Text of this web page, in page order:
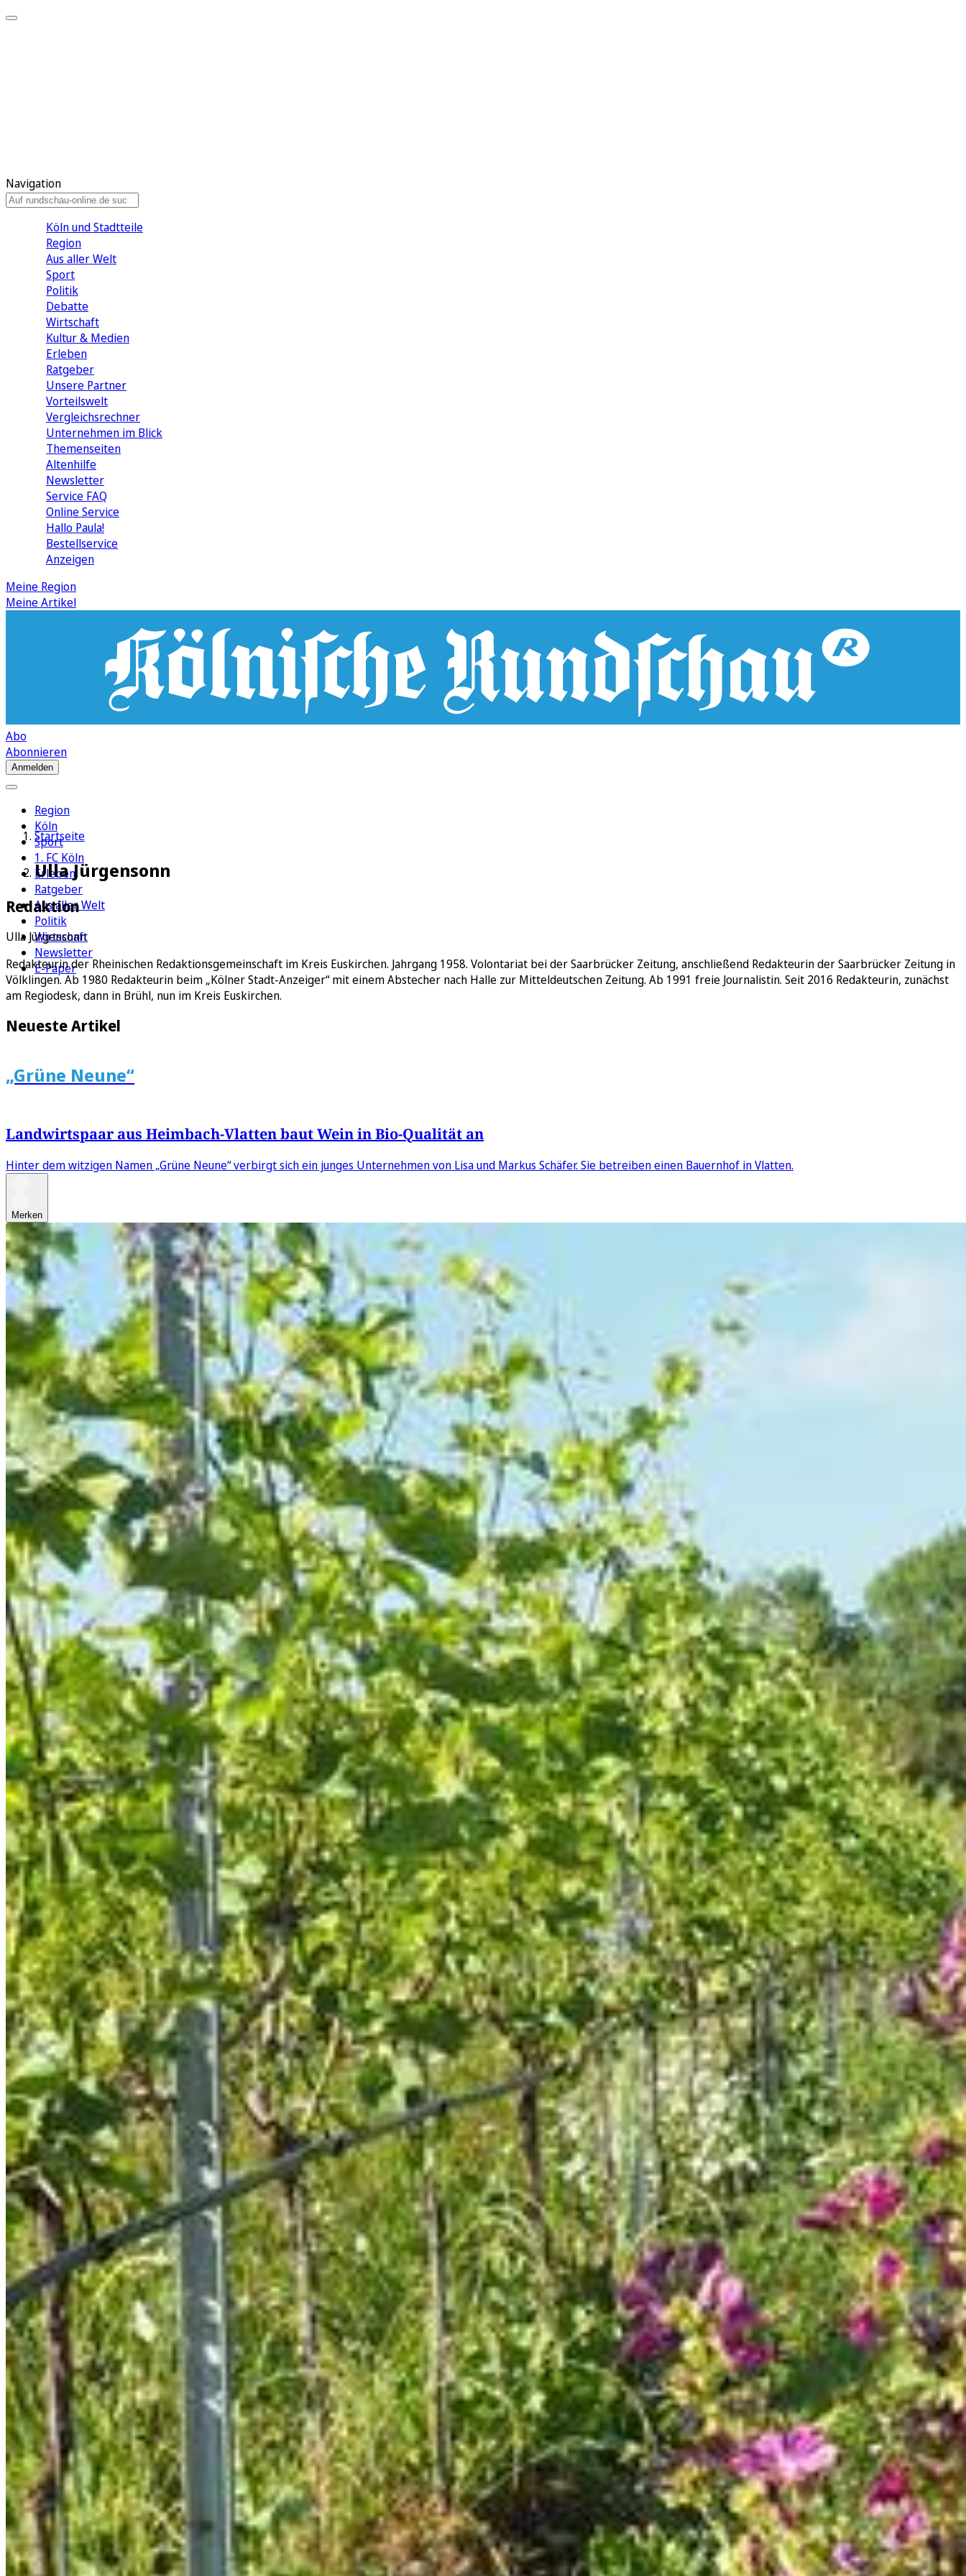
Navigation
Köln und Stadtteile
Region
Aus aller Welt
Sport
Politik
Debatte
Wirtschaft
Kultur & Medien
Erleben
Ratgeber
Unsere Partner
Vorteilswelt
Vergleichsrechner
Unternehmen im Blick
Themenseiten
Altenhilfe
Newsletter
Service FAQ
Online Service
Hallo Paula!
Bestellservice
Anzeigen
Meine Region
Meine Artikel
Abo
Abonnieren
Anmelden
Region
Köln
Sport
1. FC Köln
Erleben
Ratgeber
Aus aller Welt
Politik
Wirtschaft
Newsletter
E-Paper
Startseite
Ulla Jürgensonn
Redaktion
Ulla Jürgensonn
Redakteurin der Rheinischen Redaktionsgemeinschaft im Kreis Euskirchen. Jahrgang 1958. Volontariat bei der Saarbrücker Zeitung, anschließend Redakteurin der Saarbrücker Zeitung in
Völklingen. Ab 1980 Redakteurin beim „Kölner Stadt-Anzeiger“ mit einem Abstecher nach Halle zur Mitteldeutschen Zeitung. Ab 1991 freie Journalistin. Seit 2016 Redakteurin, zunächst
am Regiodesk, dann in Brühl, nun im Kreis Euskirchen.
Neueste Artikel
„Grüne Neune“
Landwirtspaar aus Heimbach-Vlatten baut Wein in Bio-Qualität an
Hinter dem witzigen Namen „Grüne Neune“ verbirgt sich ein junges Unternehmen von Lisa und Markus Schäfer. Sie betreiben einen Bauernhof in Vlatten.
Merken